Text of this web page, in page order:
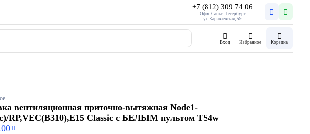
+7 (812) 309 74 06
Офис Санкт-Петербург
ул. Караваевская, 59
Вход Избранное Корзина
вентиляционная приточно-вытяжная Node1-
RP,VEC(B310),E15 Classic с БЕЛЫМ пультом TS4w